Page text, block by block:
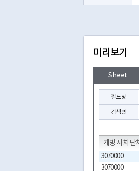
미리보기
Sheet
필드명
검색명
3070000
3070000